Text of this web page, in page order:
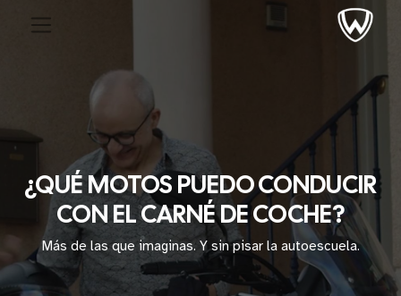
¿QUÉ MOTOS PUEDO CONDUCIR
CON EL CARNÉ DE COCHE?
Más de las que imaginas. Y sin pisar la autoescuela.